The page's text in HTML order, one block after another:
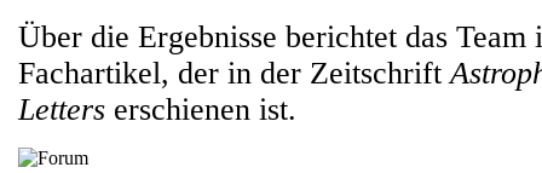
Über die Ergebnisse berichtet das Team
Fachartikel, der in der Zeitschrift
Letters erschienen ist.